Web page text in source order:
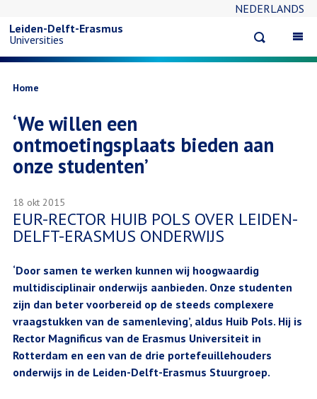
main
content
NEDERLANDS
search
Leiden-Delft-Erasmus
Universities
Breadcrumb
Home
‘We willen een
ontmoetingsplaats bieden aan
onze studenten’
18 okt 2015
EUR-RECTOR HUIB POLS OVER LEIDEN-
DELFT-ERASMUS ONDERWIJS
‘Door samen te werken kunnen wij hoogwaardig
multidisciplinair onderwijs aanbieden. Onze studenten
zijn dan beter voorbereid op de steeds complexere
vraagstukken van de samenleving’, aldus Huib Pols. Hij is
Rector Magnificus van de Erasmus Universiteit in
Rotterdam en een van de drie portefeuillehouders
onderwijs in de Leiden-Delft-Erasmus Stuurgroep.